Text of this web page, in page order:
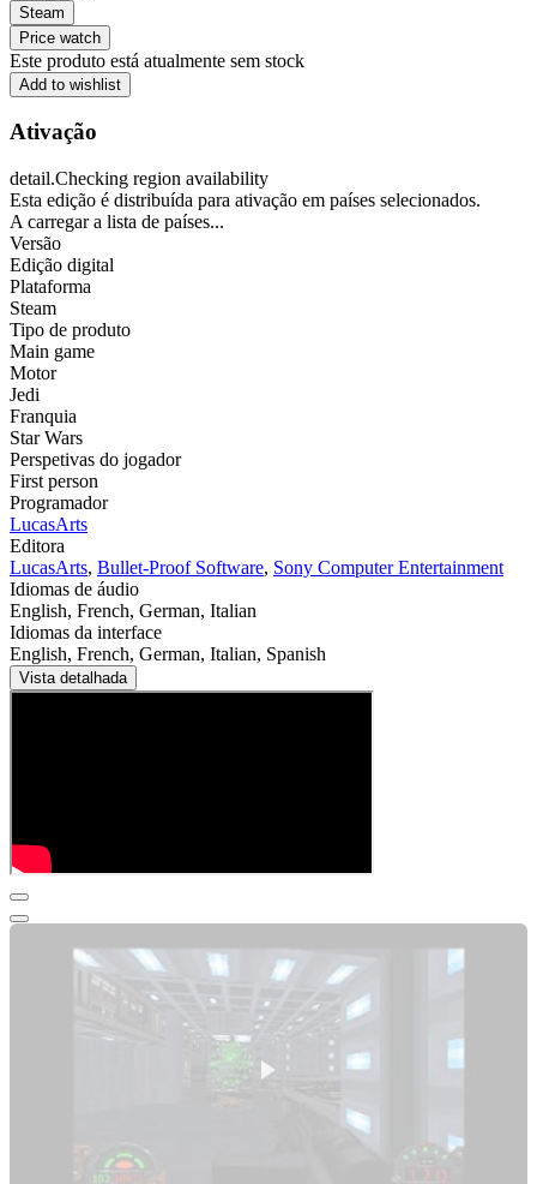
Steam
Price watch
Este produto está atualmente sem stock
Add to wishlist
Ativação
detail.Checking region availability
Esta edição é distribuída para ativação em países selecionados.
A carregar a lista de países...
Versão
Edição digital
Plataforma
Steam
Tipo de produto
Main game
Motor
Jedi
Franquia
Star Wars
Perspetivas do jogador
First person
Programador
LucasArts
Editora
LucasArts, Bullet-Proof Software, Sony Computer Entertainment
Idiomas de áudio
English, French, German, Italian
Idiomas da interface
English, French, German, Italian, Spanish
Vista detalhada